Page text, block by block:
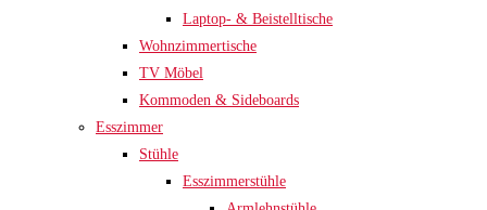
Laptop- & Beistelltische
Wohnzimmertische
TV Möbel
Kommoden & Sideboards
Esszimmer
Stühle
Esszimmerstühle